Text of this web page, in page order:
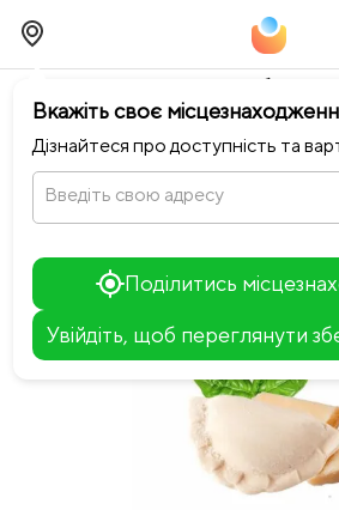
Вкажіть своє
Дізнайтеся про доступність та
Введіть свою адресу
Поділитись
Увійдіть, щоб переглянути
Тимчасово можливі перебої із
chevron_leftПовернутися до Ситий вареник